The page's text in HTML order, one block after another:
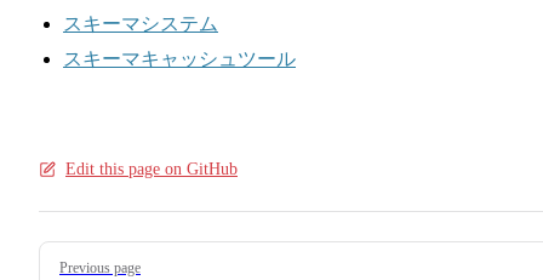
スキーマシステム
スキーマキャッシュツール
Edit this page on GitHub
Pager
Previous page